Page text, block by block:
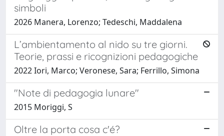
simboli
2026 Manera, Lorenzo; Tedeschi, Maddalena
L’ambientamento al nido su tre giorni.
Teorie, prassi e ricognizioni pedagogiche
2022 Iori, Marco; Veronese, Sara; Ferrillo, Simona
"Note di pedagogia lunare"
2015 Moriggi, S
Oltre la porta cosa c'é?